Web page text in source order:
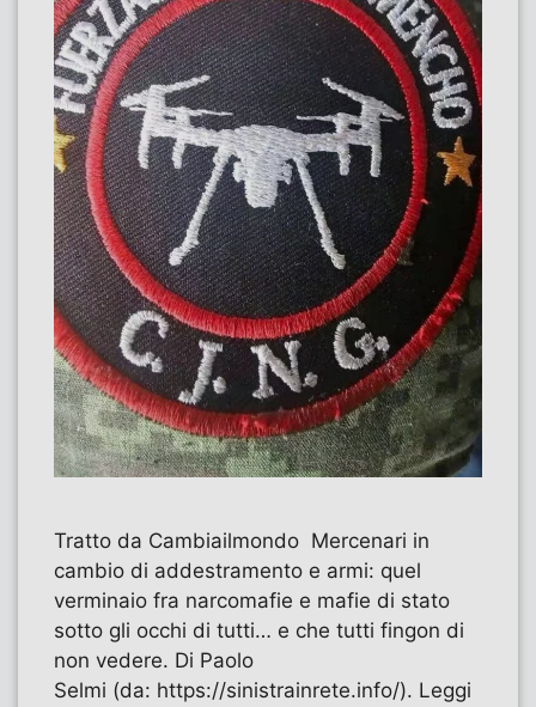
Tratto da Cambiailmondo Mercenari in
cambio di addestramento e armi: quel
verminaio fra narcomafie e mafie di stato
sotto gli occhi di tutti… e che tutti fingon di
non vedere. Di Paolo
Selmi (da: https://sinistrainrete.info/). Leggi